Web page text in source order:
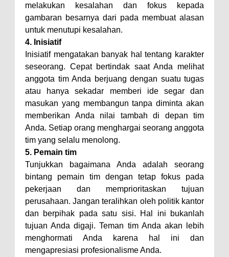
melakukan kesalahan dan fokus kepada
gambaran besarnya dari pada membuat alasan
untuk menutupi kesalahan.
4. Inisiatif
Inisiatif mengatakan banyak hal tentang karakter
seseorang. Cepat bertindak saat Anda melihat
anggota tim Anda berjuang dengan suatu tugas
atau hanya sekadar memberi ide segar dan
masukan yang membangun tanpa diminta akan
memberikan Anda nilai tambah di depan tim
Anda. Setiap orang menghargai seorang anggota
tim yang selalu menolong.
5. Pemain tim
Tunjukkan bagaimana Anda adalah seorang
bintang pemain tim dengan tetap fokus pada
pekerjaan dan memprioritaskan tujuan
perusahaan. Jangan teralihkan oleh politik kantor
dan berpihak pada satu sisi. Hal ini bukanlah
tujuan Anda digaji. Teman tim Anda akan lebih
menghormati Anda karena hal ini dan
mengapresiasi profesionalisme Anda.